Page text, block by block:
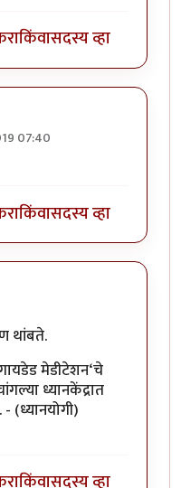
किंवासदस्य व्हा
07:40
किंवासदस्य व्हा
थांबते.
मेडीटेशन‘चे
ध्यानकेंद्रात
(ध्यानयोगी)